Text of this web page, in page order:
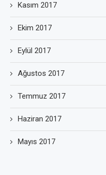
Kasım 2017
Ekim 2017
Eylül 2017
Ağustos 2017
Temmuz 2017
Haziran 2017
Mayıs 2017